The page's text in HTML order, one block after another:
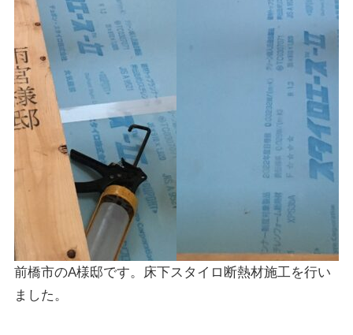
前橋市のA様邸です。床下スタイロ断熱材施工を行い
ました。